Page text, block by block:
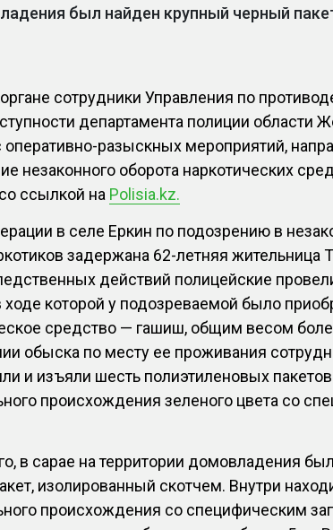
был найден крупный черный
сотрудники Управления по
департамента полиции области
оперативно-разыскных мероприятий,
незаконного оборота наркотических
со ссылкой на Polisia.kz.
в селе Еркин по подозрению в
задержана 62-летняя жительница
действий полицейские
ходе которой у подозреваемой было
средство — гашиш, общим весом
обыска по месту ее проживания
и изъяли шесть полиэтиленовых
происхождения зеленого цвета со
в сарае на территории домовладения
изолированный скотчем. Внутри
происхождения со специфическим